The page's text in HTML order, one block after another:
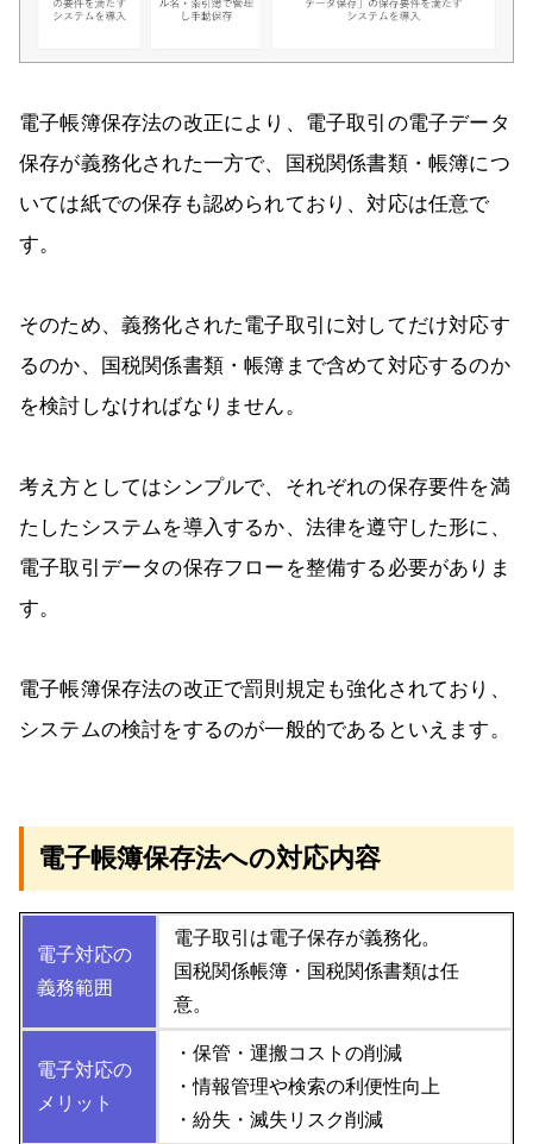
電子帳簿保存法の改正により、電子取引の電子データ
保存が義務化された一方で、国税関係書類・帳簿につ
いては紙での保存も認められており、対応は任意で
す。
そのため、義務化された電子取引に対してだけ対応す
るのか、国税関係書類・帳簿まで含めて対応するのか
を検討しなければなりません。
考え方としてはシンプルで、それぞれの保存要件を満
たしたシステムを導入するか、法律を遵守した形に、
電子取引データの保存フローを整備する必要がありま
す。
電子帳簿保存法の改正で罰則規定も強化されており、
システムの検討をするのが一般的であるといえます。
電子帳簿保存法への対応内容
電子対応の
義務範囲
電子取引 は電子保存が義務化。
国税関係帳簿・国税関係書類は任
意。
電子対応の
メリット
・保管・運搬コストの削減
・情報管理や検索の利便性向上
・紛失・滅失リスク削減